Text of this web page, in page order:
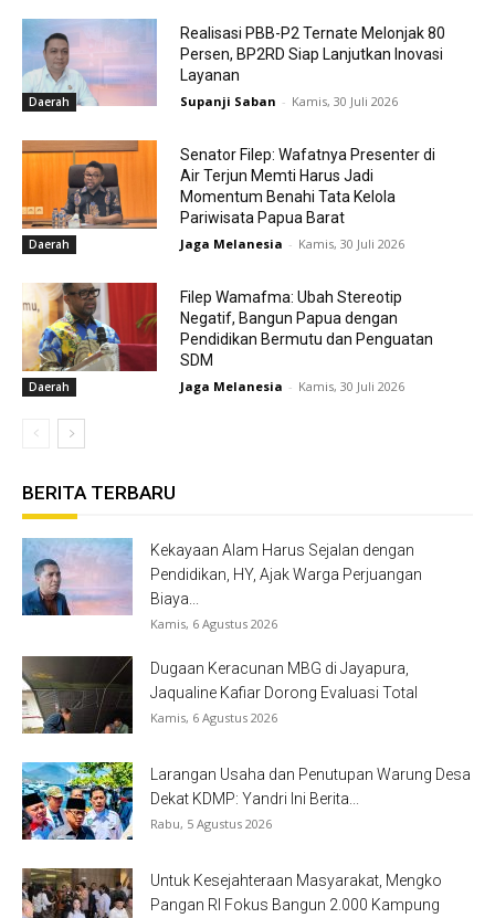
Daerah
Realisasi PBB-P2 Ternate Melonjak 80
Persen, BP2RD Siap Lanjutkan Inovasi
Layanan
Supanji Saban - Kamis, 30 Juli 2026
Daerah
Senator Filep: Wafatnya Presenter di
Air Terjun Memti Harus Jadi
Momentum Benahi Tata Kelola
Pariwisata Papua Barat
Jaga Melanesia - Kamis, 30 Juli 2026
Daerah
Filep Wamafma: Ubah Stereotip
Negatif, Bangun Papua dengan
Pendidikan Bermutu dan Penguatan
SDM
Jaga Melanesia - Kamis, 30 Juli 2026
BERITA TERBARU
Kekayaan Alam Harus Sejalan dengan
Pendidikan, HY, Ajak Warga Perjuangan
Biaya...
Kamis, 6 Agustus 2026
Dugaan Keracunan MBG di Jayapura,
Jaqualine Kafiar Dorong Evaluasi Total
Kamis, 6 Agustus 2026
Larangan Usaha dan Penutupan Warung Desa
Dekat KDMP: Yandri Ini Berita...
Rabu, 5 Agustus 2026
Untuk Kesejahteraan Masyarakat, Mengko
Pangan RI Fokus Bangun 2.000 Kampung